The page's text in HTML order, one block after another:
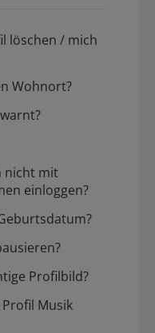
löschen / mich
Wohnort?
nicht mit
einloggen?
Profilbild?
Musik